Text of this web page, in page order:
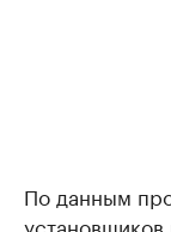
По данным